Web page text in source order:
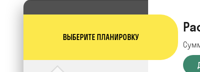
ВЫБЕРИТЕ ПЛАНИРОВКУ